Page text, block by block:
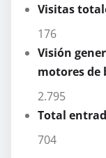
Visitas
176
Visión
motores de
2.795
Total
704